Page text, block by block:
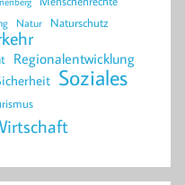
Natur Naturschutz
Regionalentwicklung
Soziales